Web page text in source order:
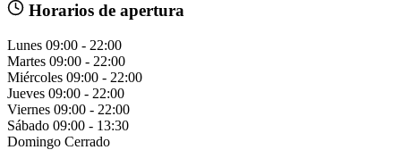
Horarios de apertura
Lunes 09:00 - 22:00
Martes 09:00 - 22:00
Miércoles 09:00 - 22:00
Jueves 09:00 - 22:00
Viernes 09:00 - 22:00
Sábado 09:00 - 13:30
Domingo Cerrado